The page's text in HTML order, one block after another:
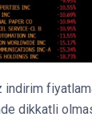
dikkatli